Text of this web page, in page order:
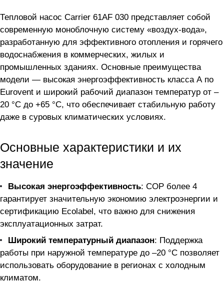
Тепловой насос Carrier 61AF 030 представляет собой
современную моноблочную систему «воздух-вода»,
разработанную для эффективного отопления и горячего
водоснабжения в коммерческих, жилых и
промышленных зданиях. Основные преимущества
модели — высокая энергоэффективность класса А по
Eurovent и широкий рабочий диапазон температур от –
20 °С до +65 °С, что обеспечивает стабильную работу
даже в суровых климатических условиях.
Основные характеристики и их
значение
Высокая энергоэффективность: СОР более 4
гарантирует значительную экономию электроэнергии и
сертификацию Ecolabel, что важно для снижения
эксплуатационных затрат.
Широкий температурный диапазон: Поддержка
работы при наружной температуре до –20 °С позволяет
использовать оборудование в регионах с холодным
климатом.